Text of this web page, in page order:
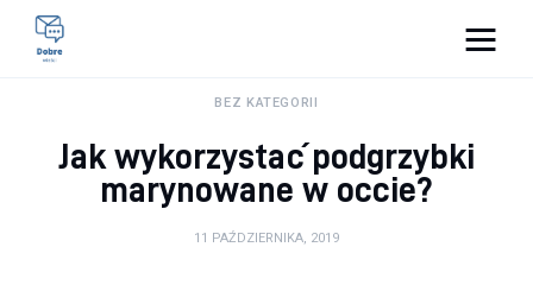
Lifestyle
BEZ KATEGORII
Jak wykorzystać podgrzybki
marynowane w occie?
11 PAŹDZIERNIKA, 2019